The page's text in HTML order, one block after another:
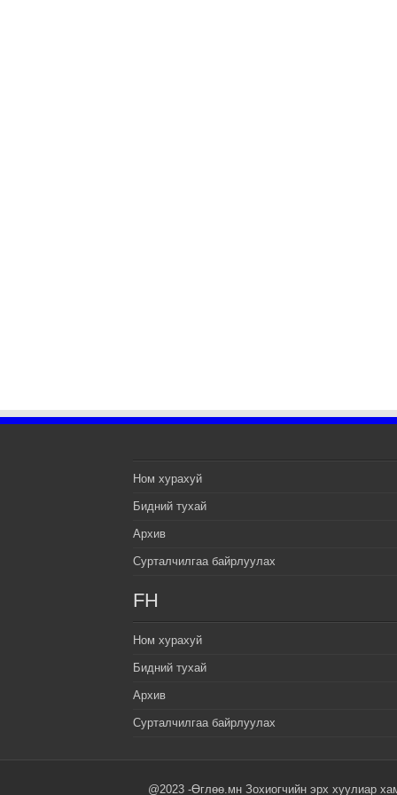
Ном хурахуй
Бидний тухай
Архив
Сурталчилгаа байрлуулах
FH
Ном хурахуй
Бидний тухай
Архив
Сурталчилгаа байрлуулах
@2023 -Өглөө.мн Зохиогчийн эрх хуулиар